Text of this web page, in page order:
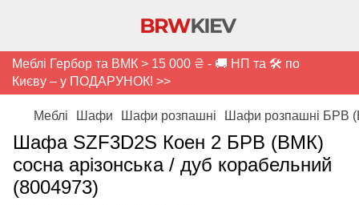
Меблі Гербор та ВМК > 15 000 ₴ - 🚚 НП та 🛠️ по
Києву – у ПОДАРУНОК! >>
Меблі Шафи Шафи розпашні Шафи розпашні БРВ
Шафа SZF3D2S Коен 2 БРВ (ВМК)
сосна арізонська / дуб корабельний
(8004973)